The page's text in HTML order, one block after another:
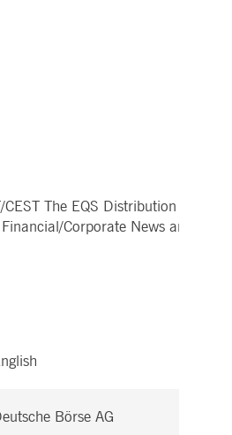
The EQS Distribution
Corporate News and
Börse AG